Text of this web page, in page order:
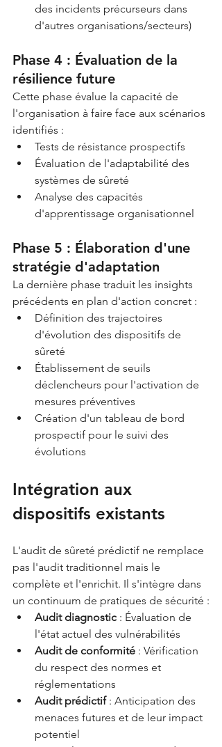
des incidents précurseurs dans
d'autres organisations/secteurs)
Phase 4 : Évaluation de la
résilience future
Cette phase évalue la capacité de
l'organisation à faire face aux scénarios
identifiés :
Tests de résistance prospectifs
Évaluation de l'adaptabilité des
systèmes de sûreté
Analyse des capacités
d'apprentissage organisationnel
Phase 5 : Élaboration d'une
stratégie d'adaptation
La dernière phase traduit les insights
précédents en plan d'action concret :
Définition des trajectoires
d'évolution des dispositifs de
sûreté
Établissement de seuils
déclencheurs pour l'activation de
mesures préventives
Création d'un tableau de bord
prospectif pour le suivi des
évolutions
Intégration aux
dispositifs existants
L'audit de sûreté prédictif ne remplace
pas l'audit traditionnel mais le
complète et l'enrichit. Il s'intègre dans
un continuum de pratiques de sécurité :
Audit diagnostic : Évaluation de
l'état actuel des vulnérabilités
Audit de conformité : Vérification
du respect des normes et
réglementations
Audit prédictif : Anticipation des
menaces futures et de leur impact
potentiel